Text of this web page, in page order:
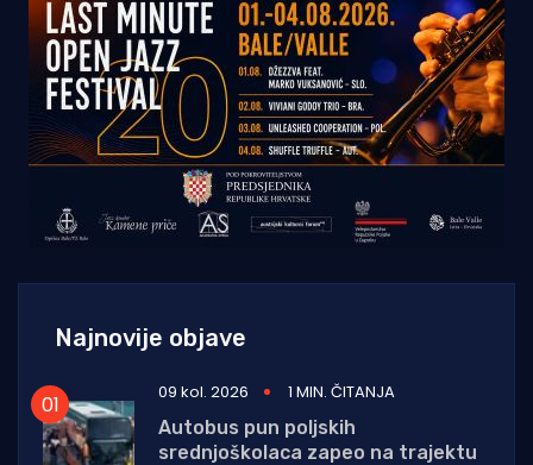
Najnovije objave
09 kol. 2026
1 MIN. ČITANJA
Autobus pun poljskih
srednjoškolaca zapeo na trajektu